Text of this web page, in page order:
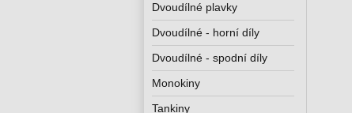
Dvoudílné plavky
Dvoudílné - horní díly
Dvoudílné - spodní díly
Monokiny
Tankiny